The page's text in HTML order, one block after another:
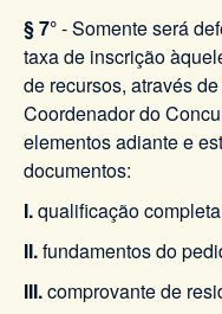
§ 7°- Somente será
taxa de inscrição
de recursos, através
Coordenador do
elementos adiante e
documentos:
I.qualificação
II.fundamentos do
III.comprovante de